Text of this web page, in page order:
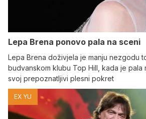
Lepa Brena ponovo pala na sceni
Lepa Brena doživjela je manju nezgodu
budvanskom klubu Top Hill, kada je pala
svoj prepoznatljivi plesni pokret
EX YU